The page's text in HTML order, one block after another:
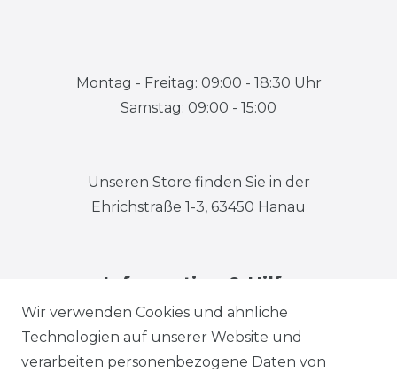
Wir verwenden Cookies und ähnliche
Technologien auf unserer Website und
verarbeiten personenbezogene Daten von
Montag - Freitag: 09:00 - 18:30 Uhr
Samstag: 09:00 - 15:00
Unseren Store finden Sie in der
Ehrichstraße 1-3, 63450 Hanau
Information & Hilfe